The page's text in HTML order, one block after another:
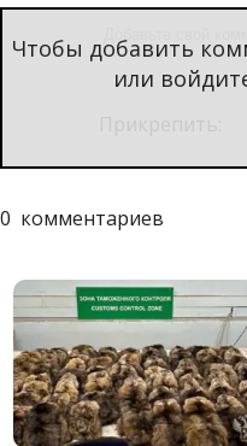
Чтобы добавить
или
0 комментариев